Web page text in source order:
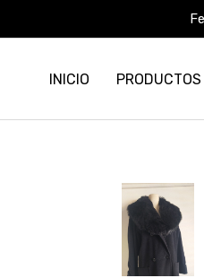
INICIO PRODUCTOS